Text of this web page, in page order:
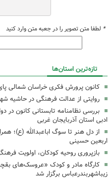
* لطفا متن تصویر را در جعبه متن وارد کنید
تازه‌ترین استان‌ها
کانون پرورش فکری خراسان شمالی
روایتی از عدالت فرهنگی در حاشیه
بررسی نظامنامه تابستانی کانون
ادبی استان آذربایجان غربی
از دل هنر تا سوگ اباعبدالله (ع)؛
اربعین حسینی
بازپروری روحیه کودکان، اولویت
کارگاه مادر و کودک «عروسک‌های
زیباشهربندرعباس برگزار شد